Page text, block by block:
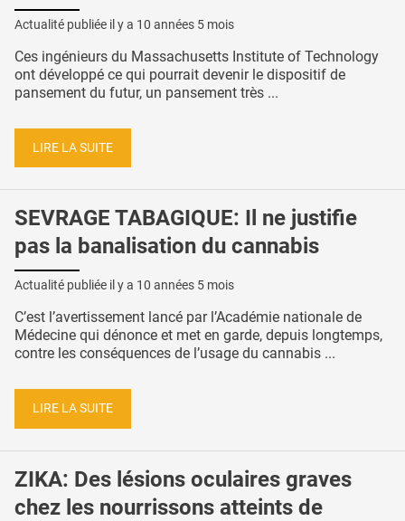
Actualité publiée il y a 10 années 5 mois
Ces ingénieurs du Massachusetts Institute of Technology
ont développé ce qui pourrait devenir le dispositif de
pansement du futur, un pansement très ...
LIRE LA SUITE
SEVRAGE TABAGIQUE: Il ne justifie
pas la banalisation du cannabis
Actualité publiée il y a 10 années 5 mois
C’est l’avertissement lancé par l’Académie nationale de
Médecine qui dénonce et met en garde, depuis longtemps,
contre les conséquences de l’usage du cannabis ...
LIRE LA SUITE
ZIKA: Des lésions oculaires graves
chez les nourrissons atteints de